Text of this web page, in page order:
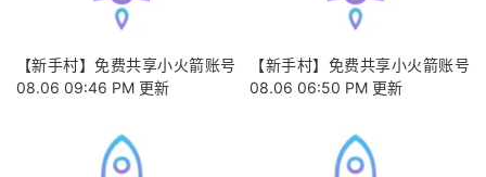
【新手村】免费共享小火箭账号
08.06 09:46 PM 更新
【新手村】免费共享小火箭账号
08.06 06:50 PM 更新